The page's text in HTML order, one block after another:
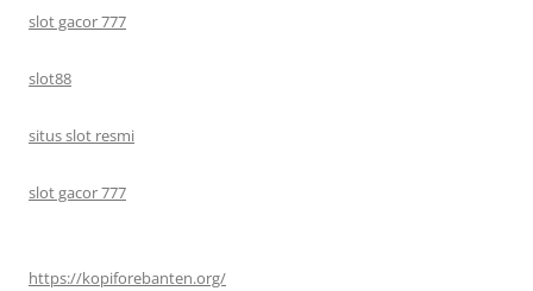
slot gacor 777
slot88
situs slot resmi
slot gacor 777
https://kopiforebanten.org/